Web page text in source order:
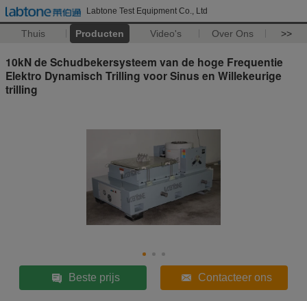
Labtone Test Equipment Co., Ltd
Thuis Producten Video's Over Ons >>
10kN de Schudbekersysteem van de hoge Frequentie
Elektro Dynamisch Trilling voor Sinus en Willekeurige
trilling
Beste prijs Contacteer ons